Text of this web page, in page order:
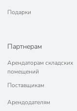
Подарки
Партнерам
Арендаторам складских
помещений
Поставщикам
Арендодателям